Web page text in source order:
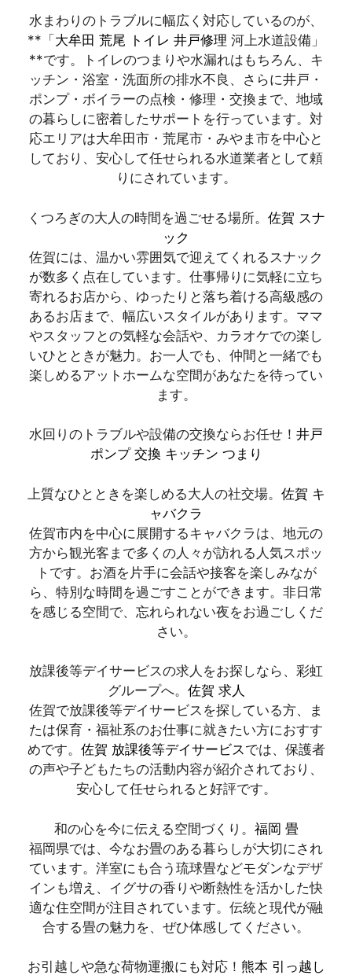
水まわりのトラブルに幅広く対応しているのが、
**「 大牟田 荒尾 トイレ 井戸修理 河上水道設備」
**です。トイレのつまりや水漏れはもちろん、キ
ッチン・浴室・洗面所の排水不良、さらに井戸・
ポンプ・ボイラーの点検・修理・交換まで、地域
の暮らしに密着したサポートを行っています。対
応エリアは大牟田市・荒尾市・みやま市を中心と
しており、安心して任せられる水道業者として頼
りにされています。
くつろぎの大人の時間を過ごせる場所。 佐賀 スナ
ック
佐賀には、温かい雰囲気で迎えてくれるスナック
が数多く点在しています。仕事帰りに気軽に立ち
寄れるお店から、ゆったりと落ち着ける高級感の
あるお店まで、幅広いスタイルがあります。ママ
やスタッフとの気軽な会話や、カラオケでの楽し
いひとときが魅力。お一人でも、仲間と一緒でも
楽しめるアットホームな空間があなたを待ってい
ます。
水回りのトラブルや設備の交換ならお任せ！ 井戸
ポンプ 交換 キッチン つまり
上質なひとときを楽しめる大人の社交場。 佐賀 キ
ャバクラ
佐賀市内を中心に展開するキャバクラは、地元の
方から観光客まで多くの人々が訪れる人気スポッ
トです。お酒を片手に会話や接客を楽しみなが
ら、特別な時間を過ごすことができます。非日常
を感じる空間で、忘れられない夜をお過ごしくだ
さい。
放課後等デイサービスの求人をお探しなら、彩虹
グループへ。 佐賀 求人
佐賀で放課後等デイサービスを探している方、ま
たは保育・福祉系のお仕事に就きたい方におすす
めです。 佐賀 放課後等デイサービスでは、保護者
の声や子どもたちの活動内容が紹介されており、
安心して任せられると好評です。
和の心を今に伝える空間づくり。 福岡 畳
福岡県では、今なお畳のある暮らしが大切にされ
ています。洋室にも合う琉球畳などモダンなデザ
インも増え、イグサの香りや断熱性を活かした快
適な住空間が注目されています。伝統と現代が融
合する畳の魅力を、ぜひ体感してください。
お引越しや急な荷物運搬にも対応！ 熊本 引っ越し